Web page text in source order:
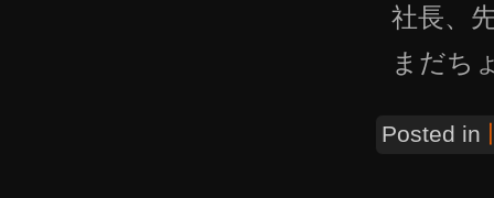
社長、
まだち
Posted in